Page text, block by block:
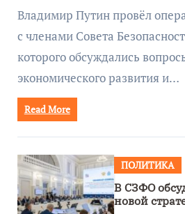
руководством Путина
Владимир Путин провёл
с членами Совета
которого обсуждались
экономического развития и…
Read More
ПОЛИТИКА
В СЗФО
новой